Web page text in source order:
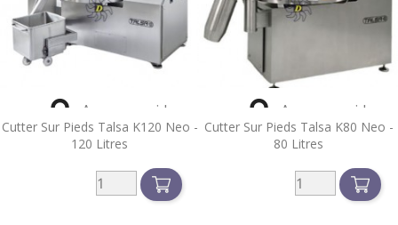
Cutter Sur Pieds Talsa K120 Neo -
120 Litres
 Aperçu rapide
Cutter Sur Pieds Talsa K80 Neo -
80 Litres
 Aperçu rapide